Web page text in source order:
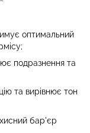
оптимальний
подразнення та
та вирівнює тон
бар'єр